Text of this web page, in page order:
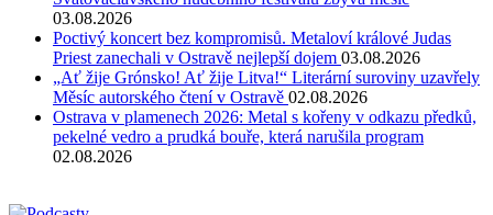
03.08.2026
Poctivý koncert bez kompromisů. Metaloví králové Judas
Priest zanechali v Ostravě nejlepší dojem 03.08.2026
„Ať žije Grónsko! Ať žije Litva!“ Literární suroviny uzavřely
Měsíc autorského čtení v Ostravě 02.08.2026
Ostrava v plamenech 2026: Metal s kořeny v odkazu předků,
pekelné vedro a prudká bouře, která narušila program
02.08.2026